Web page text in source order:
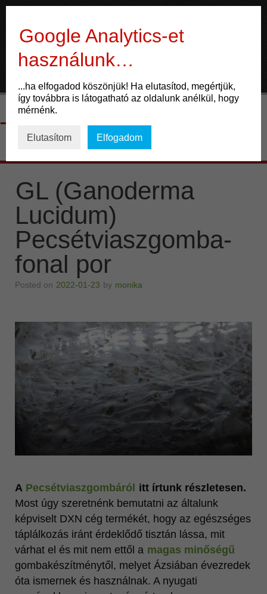
Gyógygomba
ÉLET
Mozgás
Táplálkozás
ENERGIA
Potencia
Család
Életmód
Vonzó megjelenés
Ganoderma lucidum
Katalógusok
Videók
További oldalaink
Tag Archives:feljavító
GL (Ganoderma
Lucidum)
Pecsétviaszgomba-
fonal por
Posted on 2022-01-23 by monika
A Pecsétviaszgombáról
itt írtunk részletesen.
Most úgy szeretnénk bemutatni az általunk
képviselt DXN cég termékét, hogy az egészséges
táplálkozás iránt érdeklődő tisztán lássa, mit
várhat el és mit nem ettől a magas minőségű
gombakészítménytől, melyet Ázsiában évezredek
óta ismernek és használnak. A nyugati
Google Analytics-et
használunk…
...ha elfogadod köszönjük! Ha elutasítod, megértjük,
így továbbra is látogatható az oldalunk anélkül, hogy
mérnénk.
Elutasítom Elfogadom